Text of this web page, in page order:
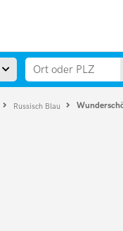
Russisch Blau